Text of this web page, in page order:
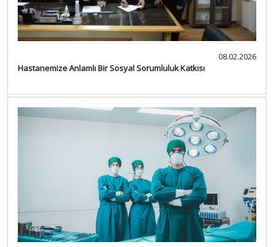
08.02.2026
Hastanemize Anlamlı Bir Sosyal Sorumluluk Katkısı